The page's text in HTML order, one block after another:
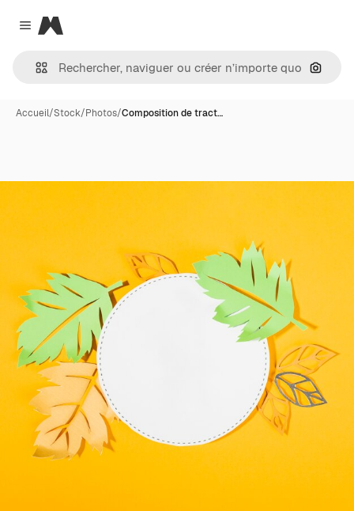
Close menu
Magnific
Accueil/Stock/Photos/Composition de tract…